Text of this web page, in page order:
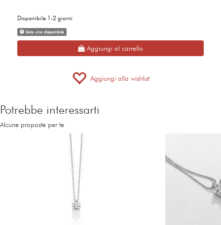
Colore: Bianco
Lunghezza regolabile: 36 - 37 cm
Materiale: Cristalli, Placcatura rodio, Zirconio
Tipo di fermaglio: Chiusura con gancio a W
Disponibile 1-2 giorni
Solo uno disponibile
Aggiungi al carrello
Aggiungi alla wishlist
Potrebbe interessarti
Alcune proposte per te